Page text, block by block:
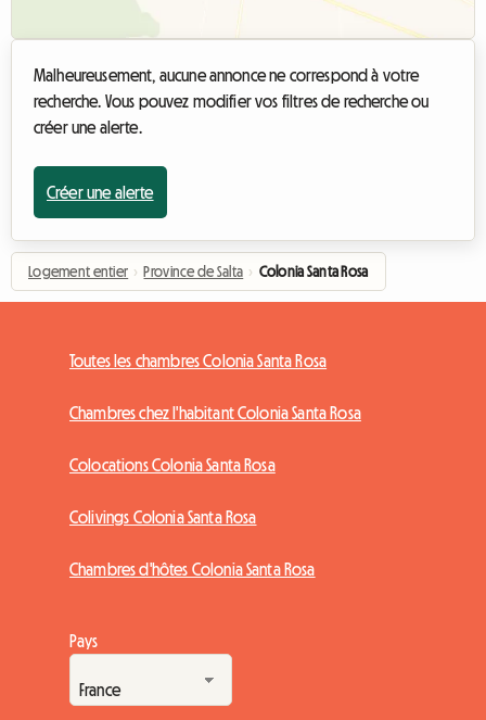
Malheureusement, aucune annonce ne correspond à votre
recherche. Vous pouvez modifier vos filtres de recherche ou
créer une alerte.
Créer une alerte
Logement entier › Province de Salta › Colonia Santa Rosa
Toutes les chambres Colonia Santa Rosa
Chambres chez l'habitant Colonia Santa Rosa
Colocations Colonia Santa Rosa
Colivings Colonia Santa Rosa
Chambres d'hôtes Colonia Santa Rosa
Pays